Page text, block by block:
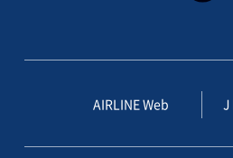
AIRLINE Web J